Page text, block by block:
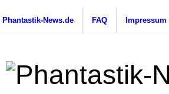
Phantastik-News.de FAQ Impressum